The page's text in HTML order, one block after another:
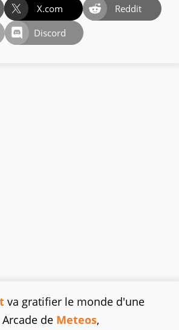
X.com
Reddit
Discord
va gratifier le monde d'une
de Meteos,